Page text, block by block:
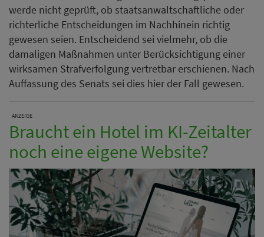
werde nicht geprüft, ob staatsanwaltschaftliche oder
richterliche Entscheidungen im Nachhinein richtig
gewesen seien. Entscheidend sei vielmehr, ob die
damaligen Maßnahmen unter Berücksichtigung einer
wirksamen Strafverfolgung vertretbar erschienen. Nach
Auffassung des Senats sei dies hier der Fall gewesen.
ANZEIGE
Braucht ein Hotel im KI-Zeitalter
noch eine eigene Website?